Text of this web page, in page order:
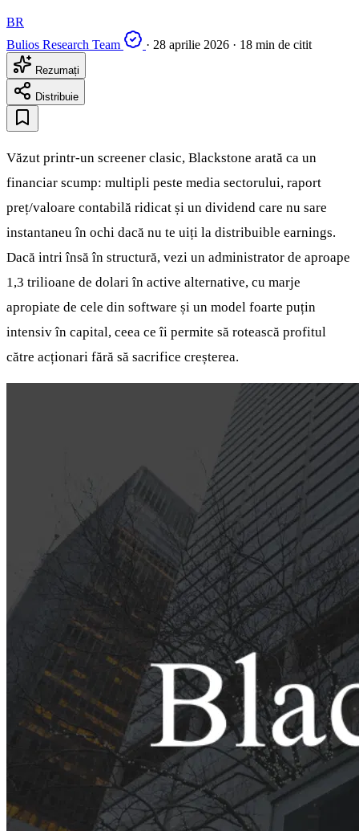
BR
Bulios Research Team
· 28 aprilie 2026 · 18 min de citit
Rezumați
Distribuie
Văzut printr‑un screener clasic, Blackstone arată ca un
financiar scump: multipli peste media sectorului, raport
preț/valoare contabilă ridicat și un dividend care nu sare
instantaneu în ochi dacă nu te uiți la distribuible earnings.
Dacă intri însă în structură, vezi un administrator de aproape
1,3 trilioane de dolari în active alternative, cu marje
apropiate de cele din software și un model foarte puțin
intensiv în capital, ceea ce îi permite să rotească profitul
către acționari fără să sacrifice creșterea.